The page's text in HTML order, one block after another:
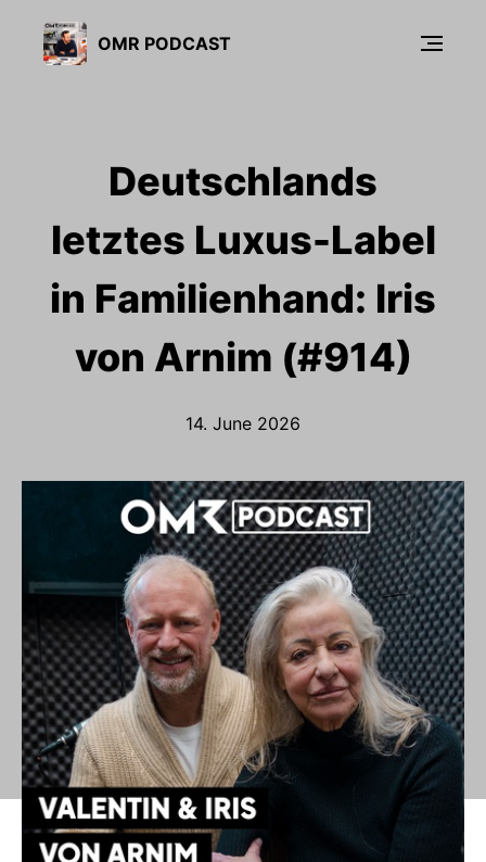
OMR PODCAST
Deutschlands
letztes Luxus-Label
in Familienhand: Iris
von Arnim (#914)
14. June 2026